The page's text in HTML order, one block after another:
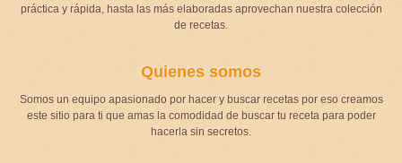
práctica y rápida, hasta las más elaboradas aprovechan nuestra colección
de recetas.
Quienes somos
Somos un equipo apasionado por hacer y buscar recetas por eso creamos
este sitio para ti que amas la comodidad de buscar tu receta para poder
hacerla sin secretos.